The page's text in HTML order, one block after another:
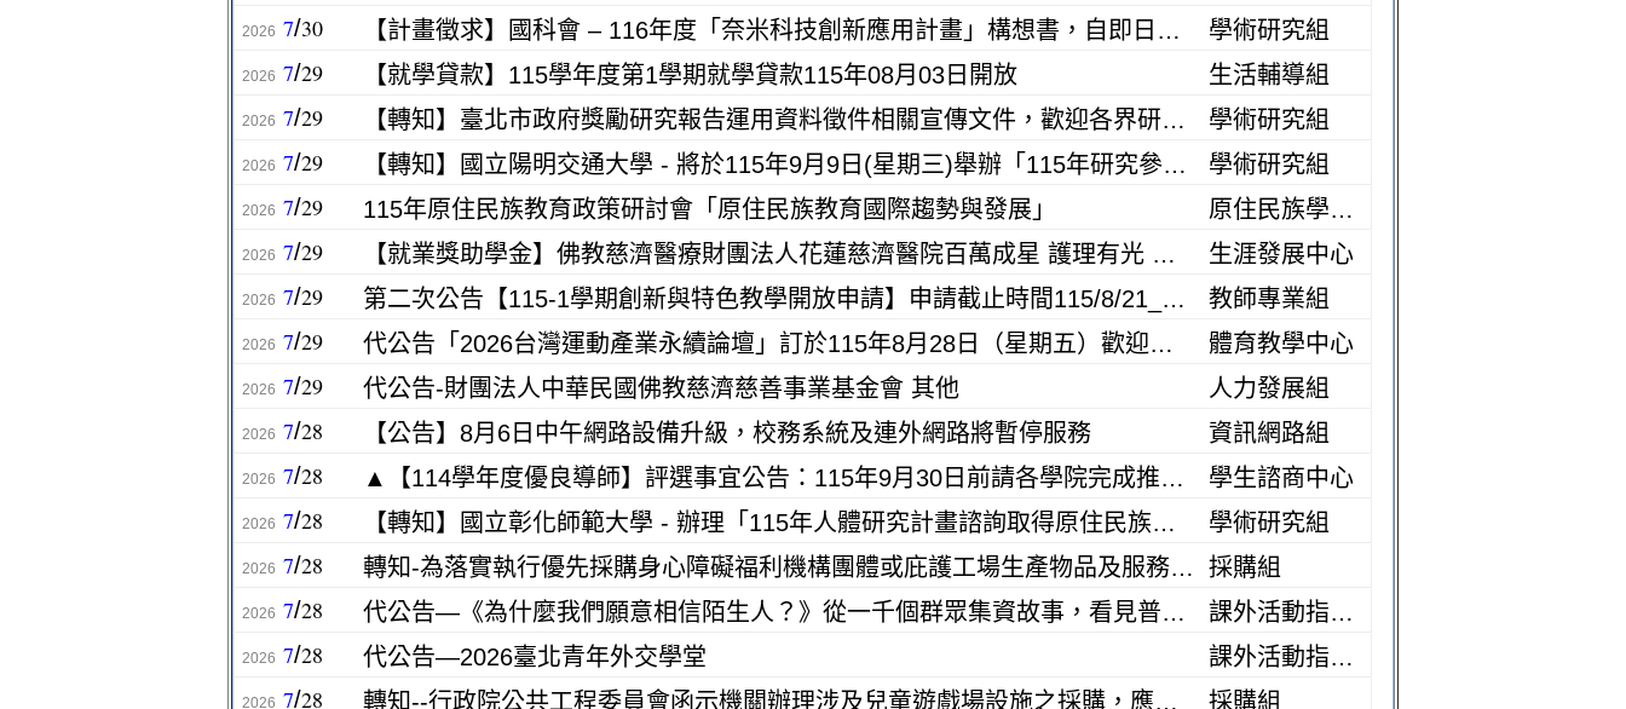
2026 7/30 【計畫徵求】國科會 – 116年度「奈米科技創新應用計畫」構想書，自即日起受理申請(115.9.30截止) 學術研究組
2026 7/29 【就學貸款】115學年度第1學期就學貸款115年08月03日開放 生活輔導組
2026 7/29 【轉知】臺北市政府獎勵研究報告運用資料徵件相關宣傳文件，歡迎各界研究者踴躍參獎。 學術研究組
2026 7/29 【轉知】國立陽明交通大學 - 將於115年9月9日(星期三)舉辦「115年研究參與者保護倫理講習會(VII)」 學術研究組
2026 7/29 115年原住民族教育政策研討會「原住民族教育國際趨勢與發展」 原住民族學生資源中心
2026 7/29 【就業獎助學金】佛教慈濟醫療財團法人花蓮慈濟醫院百萬成星 護理有光 護理公費培育獎助方案 生涯發展中心
2026 7/29 第二次公告【115-1學期創新與特色教學開放申請】申請截止時間115/8/21_中午12點，歡迎提出申請 教師專業組
2026 7/29 代公告「2026台灣運動產業永續論壇」訂於115年8月28日（星期五）歡迎踴躍參加!訂於115年8月28日（星期五）在本校南大校區辦理，請鼓勵所屬單位人員踴躍參與 體育教學中心
2026 7/29 代公告-財團法人中華民國佛教慈濟慈善事業基金會 其他 人力發展組
2026 7/28 【公告】8月6日中午網路設備升級，校務系統及連外網路將暫停服務 資訊網路組
2026 7/28 ▲【114學年度優良導師】評選事宜公告：115年9月30日前請各學院完成推薦作業，預計於115年10月底辦理評選會議 學生諮商中心
2026 7/28 【轉知】國立彰化師範大學 - 辦理「115年人體研究計畫諮詢取得原住民族同意推動計畫」教育訓練課程 學術研究組
2026 7/28 轉知-為落實執行優先採購身心障礙福利機構團體或庇護工場生產物品及服務辦法，請依衛生福利部社會及家庭署原函說明辦理，請查照。 採購組
2026 7/28 代公告—《為什麼我們願意相信陌生人？》從一千個群眾集資故事，看見普通人改變世界的方法」講座 課外活動指導組
2026 7/28 代公告—2026臺北青年外交學堂 課外活動指導組
2026 7/28 轉知--行政院公共工程委員會函示機關辦理涉及兒童遊戲場設施之採購，應綜合考量並視個案實際需求，妥為訂定招標文件，詳如原函說明，轉請查照。 採購組